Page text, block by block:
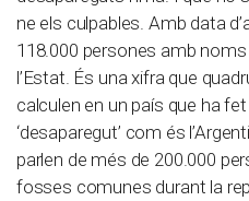
ne els culpables. Amb data
118.000 persones amb
l’Estat. És una xifra que
calculen en un país que ha
‘desaparegut’ com és
parlen de més de 200.000
fosses comunes durant la